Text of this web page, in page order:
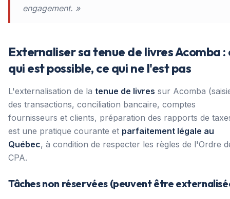
engagement. »
Externaliser sa tenue de livres Acomba :
qui est possible, ce qui ne l'est pas
L'externalisation de la tenue de livres sur Acomba
des transactions, conciliation bancaire, comptes
fournisseurs et clients, préparation des rapports de
est une pratique courante et parfaitement légale au
Québec, à condition de respecter les règles de l'Ordre
CPA.
Tâches non réservées (peuvent être